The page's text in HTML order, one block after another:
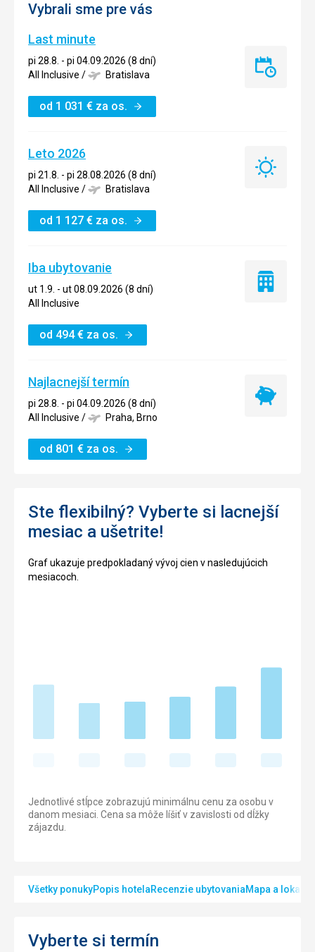
Vybrali sme pre vás
Last minute
pi 28.8. - pi 04.09.2026 (8 dní)
All Inclusive / Bratislava
od 1 031 € za os.
Last
Leto 2026
pi 21.8. - pi 28.08.2026 (8 dní)
All Inclusive / Bratislava
od 1 127 € za os.
Leto
Iba ubytovanie
ut 1.9. - ut 08.09.2026 (8 dní)
All Inclusive
od 494€ za os.
Iba
Najlacnejší termín
pi 28.8. - pi 04.09.2026 (8 dní)
All Inclusive / Praha, Brno
od 801 € za os.
Najlacnejší
Ste flexibilný? Vyberte si lacnejší
mesiac a ušetrite!
Graf ukazuje predpokladaný vývoj cien v nasledujúcich
mesiacoch.
Jednotlivé stĺpce zobrazujú minimálnu cenu za osobu v
danom mesiaci. Cena sa môže líšiť v zavislosti od dĺžky
zájazdu.
Všetky ponukyPopis hotelaRecenzie ubytovaniaMapa a lokalita
Vyberte si termín